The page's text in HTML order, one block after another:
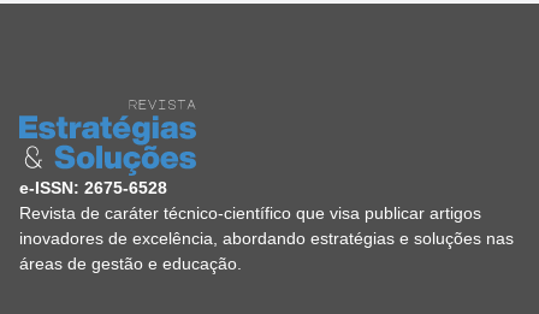
e-ISSN: 2675-6528
Revista de caráter técnico-científico que visa publicar artigos
inovadores de excelência, abordando estratégias e soluções nas
áreas de gestão e educação.